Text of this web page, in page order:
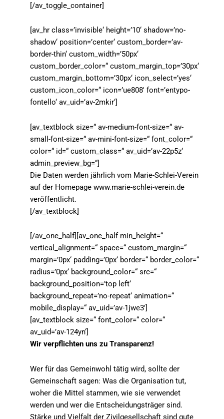
[/av_toggle_container]
[av_hr class=’invisible‘ height=’10‘ shadow=’no-
shadow‘ position=’center‘ custom_border=’av-
border-thin‘ custom_width=’50px‘
custom_border_color=“ custom_margin_top=’30px‘
custom_margin_bottom=’30px‘ icon_select=’yes‘
custom_icon_color=“ icon=’ue808′ font=’entypo-
fontello‘ av_uid=’av-2mkir‘]
[av_textblock size=“ av-medium-font-size=“ av-
small-font-size=“ av-mini-font-size=“ font_color=“
color=“ id=“ custom_class=“ av_uid=’av-22p5z‘
admin_preview_bg=“]
Die Daten werden jährlich vom Marie-Schlei-Verein
auf der Homepage www.marie-schlei-verein.de
veröffentlicht.
[/av_textblock]
[/av_one_half][av_one_half min_height=“
vertical_alignment=“ space=“ custom_margin=“
margin=’0px‘ padding=’0px‘ border=“ border_color=“
radius=’0px‘ background_color=“ src=“
background_position=’top left‘
background_repeat=’no-repeat‘ animation=“
mobile_display=“ av_uid=’av-1jwe3′]
[av_textblock size=“ font_color=“ color=“
av_uid=’av-124yn‘]
Wir verpflichten uns zu Transparenz!
Wer für das Gemeinwohl tätig wird, sollte der
Gemeinschaft sagen: Was die Organisation tut,
woher die Mittel stammen, wie sie verwendet
werden und wer die Entscheidungsträger sind.
Stärke und Vielfalt der Zivilgesellschaft sind gute